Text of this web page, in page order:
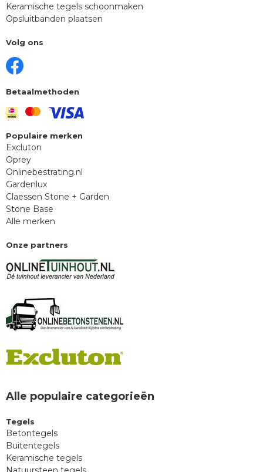
Keramische tegels schoonmaken
Opsluitbanden plaatsen
Volg ons
Betaalmethoden
Populaire merken
Excluton
Oprey
Onlinebestrating.nl
Gardenlux
Claessen Stone + Garden
Stone Base
Alle merken
Onze partners
Alle populaire categorieën
Tegels
Betontegels
Buitentegels
Keramische tegels